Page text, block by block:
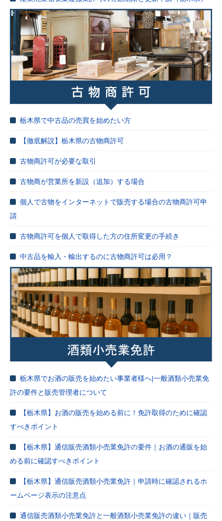
栃木県で中古品の売買を始めたい方
【徹底解説】栃木県の古物商許可
古物商許可が必要な取引
古物商が営業所を新設（追加）する場合
個人で古物をインターネットで販売する場合の古物商許可申
請
古物商許可を個人で取得した方の住所変更の手続き
中古品を輸入・輸出するのに古物商許可は必用？
栃木県でお酒の販売を始めたい事業者様へ|一般酒類小売業免
許の要件と販売管理者について
【栃木県】お酒の販売を始める前に！免許取得のために確認
すべきポイント
【栃木県】通信販売酒類小売業免許の要件｜お酒の通販を始
める前に確認すべきポイント
【栃木県】通信販売酒類小売業免許｜申請時に確認されるホ
ームページ表示の注意点
通信販売酒類小売業免許と一般酒類小売業免許の違い｜販売